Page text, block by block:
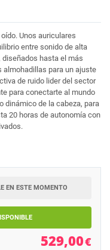
Unos auriculares
entre sonido de alta
hasta el más
almohadillas para un ajuste
de ruido lider del sector
para conectarte al mundo
dinámico de la cabeza, para
20 horas de autonomía con
EN ESTE MOMENTO
529,00€